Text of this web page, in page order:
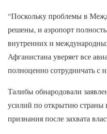
“Поскольку проблемы в
решены, и аэропорт
внутренних и
Афганистана уверяет все
полноценно сотрудничать с
Талибы обнародовали
усилий по открытию страны
признания после захвата